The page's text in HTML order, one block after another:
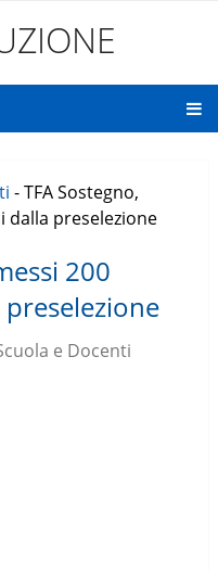
-TFA Sostegno,
dalla preselezione
200
e Docenti